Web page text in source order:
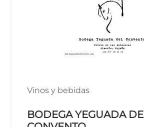
Vinos y bebidas
BODEGA YEGUADA